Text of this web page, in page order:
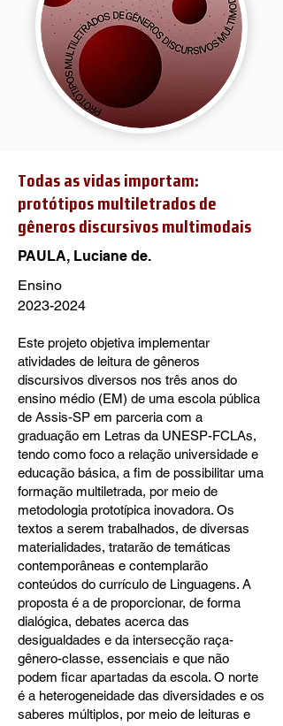
Todas as vidas importam:
protótipos multiletrados de
gêneros discursivos multimodais
PAULA, Luciane de.
Ensino
2023-2024
Este projeto objetiva implementar
atividades de leitura de gêneros
discursivos diversos nos três anos do
ensino médio (EM) de uma escola pública
de Assis-SP em parceria com a
graduação em Letras da UNESP-FCLAs,
tendo como foco a relação universidade e
educação básica, a fim de possibilitar uma
formação multiletrada, por meio de
metodologia prototípica inovadora. Os
textos a serem trabalhados, de diversas
materialidades, tratarão de temáticas
contemporâneas e contemplarão
conteúdos do currículo de Linguagens. A
proposta é a de proporcionar, de forma
dialógica, debates acerca das
desigualdades e da intersecção raça-
gênero-classe, essenciais e que não
podem ficar apartadas da escola. O norte
é a heterogeneidade das diversidades e os
saberes múltiplos, por meio de leituras e